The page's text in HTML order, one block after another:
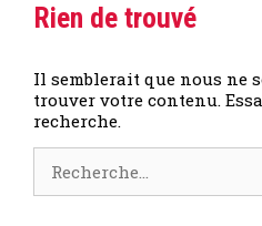
Rien de trouvé
Il semblerait que nous ne
trouver votre contenu.
recherche.
Rechercher :